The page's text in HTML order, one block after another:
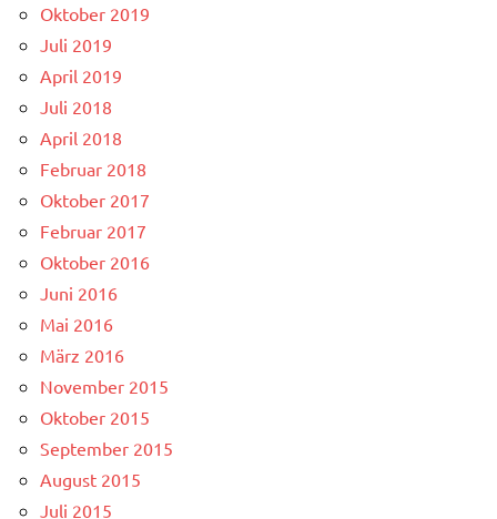
Oktober 2019
Juli 2019
April 2019
Juli 2018
April 2018
Februar 2018
Oktober 2017
Februar 2017
Oktober 2016
Juni 2016
Mai 2016
März 2016
November 2015
Oktober 2015
September 2015
August 2015
Juli 2015